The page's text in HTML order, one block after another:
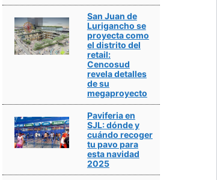
San Juan de
Lurigancho se
proyecta como
el distrito del
retail:
Cencosud
revela detalles
de su
megaproyecto
Paviferia en
SJL: dónde y
cuándo recoger
tu pavo para
esta navidad
2025